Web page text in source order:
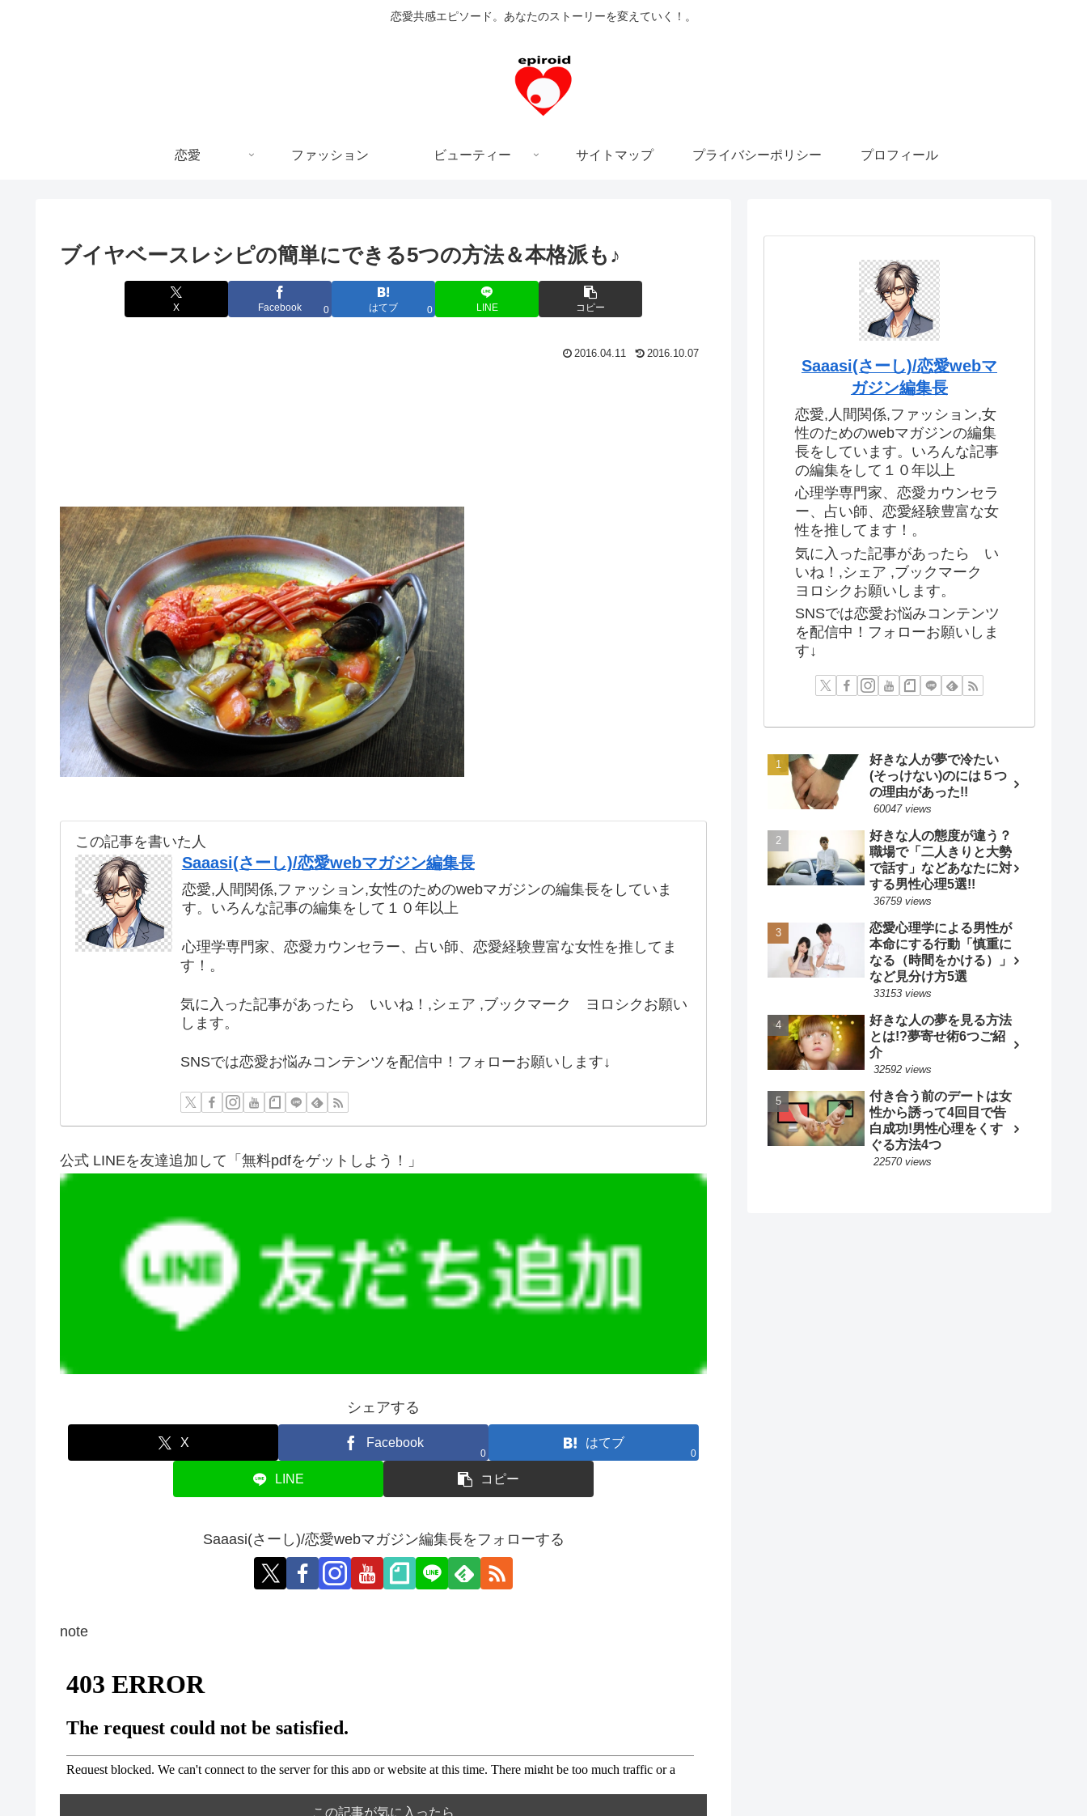
恋愛共感エピソード。あなたのストーリーを変えていく！。
恋愛 ファッション ビューティー サイトマップ プライバシーポリシー プロフィール
ブイヤベースレシピの簡単にできる5つの方法＆本格派も♪
X Facebook 0 はてブ 0 LINE コピー
2016.04.11 2016.10.07
この記事を書いた人
Saaasi(さーし)/恋愛webマガジン編集長
恋愛,人間関係,ファッション,女性のためのwebマガジンの編集長をしていま
す。いろんな記事の編集をして１０年以上
心理学専門家、恋愛カウンセラー、占い師、恋愛経験豊富な女性を推してま
す！。
気に入った記事があったら いいね！,シェア ,ブックマーク ヨロシクお願い
します。
SNSでは恋愛お悩みコンテンツを配信中！フォローお願いします↓
公式 LINEを友達追加して「無料pdfをゲットしよう！」
シェアする
X Facebook
0
はてブ
0
LINE コピー
Saaasi(さーし)/恋愛webマガジン編集長をフォローする
note
この記事が気に入ったら
Saaasi(さーし)/恋愛webマ
ガジン編集長
恋愛,人間関係,ファッション,女
性のためのwebマガジンの編集
長をしています。いろんな記事
の編集をして１０年以上
心理学専門家、恋愛カウンセラ
ー、占い師、恋愛経験豊富な女
性を推してます！。
気に入った記事があったら い
いね！,シェア ,ブックマーク
ヨロシクお願いします。
SNSでは恋愛お悩みコンテンツ
を配信中！フォローお願いしま
す↓
好きな人が夢で冷たい
(そっけない)のには５つ
の理由があった!!
60047 views
好きな人の態度が違う？
職場で「二人きりと大勢
で話す」などあなたに対
する男性心理5選!!
36759 views
恋愛心理学による男性が
本命にする行動「慎重に
なる（時間をかける）」
など見分け方5選
33153 views
好きな人の夢を見る方法
とは!?夢寄せ術6つご紹
介
32592 views
付き合う前のデートは女
性から誘って4回目で告
白成功!男性心理をくす
ぐる方法4つ
22570 views